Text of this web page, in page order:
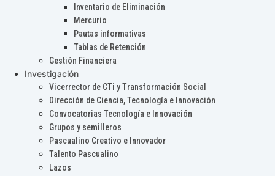
Inventario de Eliminación
Mercurio
Pautas informativas
Tablas de Retención
Gestión Financiera
Investigación
Vicerrector de CTi y Transformación Social
Dirección de Ciencia, Tecnología e Innovación
Convocatorias Tecnología e Innovación
Grupos y semilleros
Pascualino Creativo e Innovador
Talento Pascualino
Lazos